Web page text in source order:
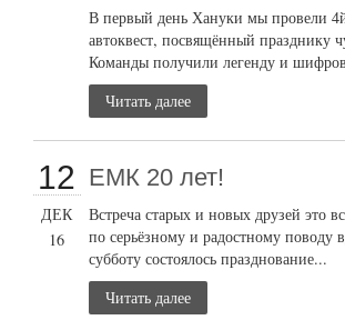
В первый день Хануки мы провели
автоквест, посвящённый празднику
Команды получили легенду и
Читать далее
12
ДЕК
16
ЕМК 20 лет!
Встреча старых и новых друзей это
по серьёзному и радостному поводу
субботу состоялось празднование...
Читать далее